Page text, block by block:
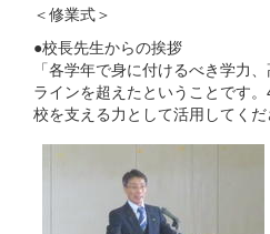
＜修業式＞
●校長先生からの挨拶
「各学年で身に付けるべき学力
ラインを超えたということです
校を支える力として活用してくだ